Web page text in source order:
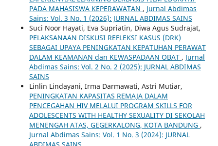
PADA MAHASISWA KEPERAWATAN , Jurnal Abdimas
Sains: Vol. 3 No. 1 (2026): JURNAL ABDIMAS SAINS
Suci Noor Hayati, Eva Supriatin, Diwa Agus Sudrajat,
PELAKSANAAN DISKUSI REFLEKSI KASUS (DRK)
SEBAGAI UPAYA PENINGKATAN KEPATUHAN PERAWAT
DALAM KEAMANAN dan KEWASPADAAN OBAT , Jurnal
Abdimas Sains: Vol. 2 No. 2 (2025): JURNAL ABDIMAS
SAINS
Linlin Lindayani, Irma Darmawati, Astri Mutiar,
PENINGKATAN KAPASITAS REMAJA DALAM
PENCEGAHAN HIV MELALUI PROGRAM SKILLS FOR
ADOLESCENTS WITH HEALTHY SEXUALITY DI SEKOLAH
MENENGAH ATAS, GEGERKALONG, KOTA BANDUNG ,
Jurnal Abdimas Sains: Vol. 1 No. 3 (2024): JURNAL